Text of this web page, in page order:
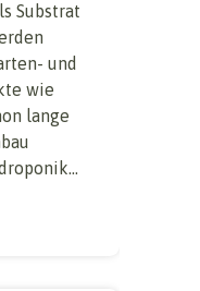
Substrat
und
wie
lange